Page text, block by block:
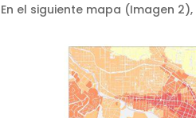
En el siguiente mapa (Imagen